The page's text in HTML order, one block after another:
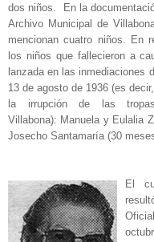
dos niños. En la
Archivo Municipal de
mencionan cuatro niños. En
los niños que fallecieron a
lanzada en las inmediaciones
13 de agosto de 1936 (es
la irrupción de las
Villabona): Manuela y Eulalia
Josecho Santamaría (30
El